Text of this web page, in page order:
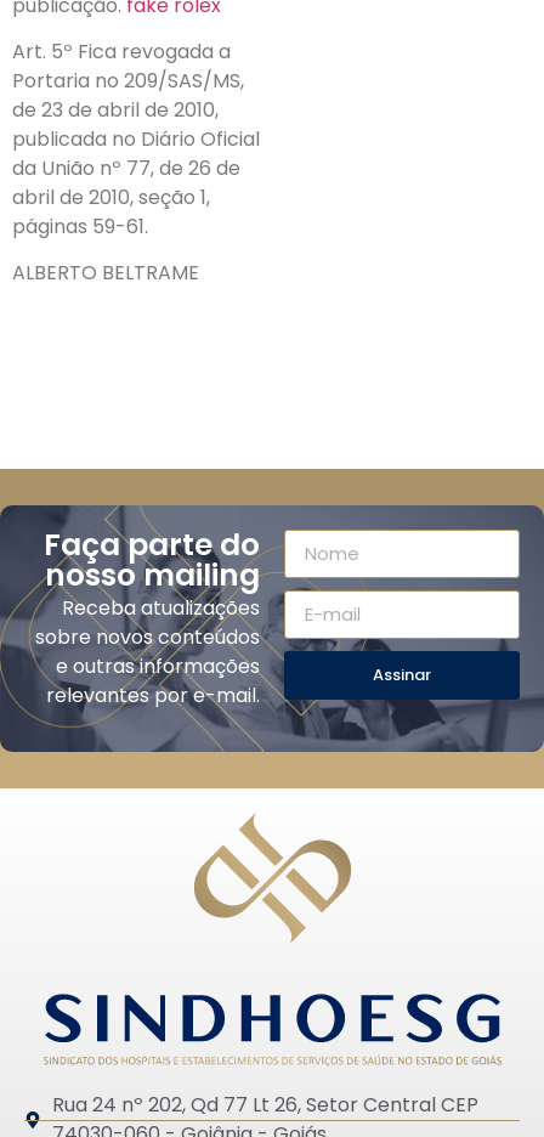
Art. 5º Fica revogada a
Portaria no 209/SAS/MS,
de 23 de abril de 2010,
publicada no Diário Oficial
da União nº 77, de 26 de
abril de 2010, seção 1,
páginas 59-61.
ALBERTO BELTRAME
Faça parte do
nosso mailing
Receba atualizações
sobre novos conteúdos
e outras informações
relevantes por e-mail.
Assinar
Rua 24 nº 202, Qd 77 Lt 26, Setor Central CEP